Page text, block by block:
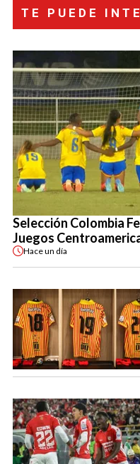
TE PUEDE
Selección Colombia
Juegos
Haceun día